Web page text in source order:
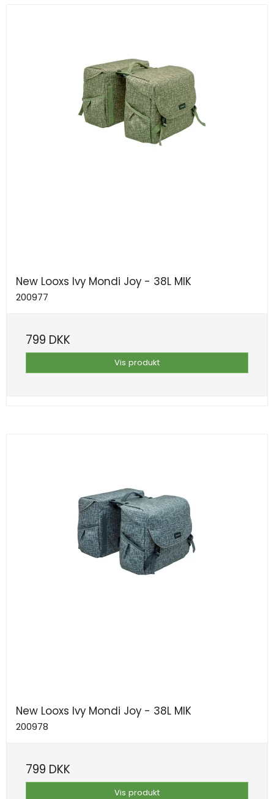
New Looxs Ivy Mondi Joy - 38L MIK
200977
799 DKK
Vis produkt
New Looxs Ivy Mondi Joy - 38L MIK
200978
799 DKK
Vis produkt